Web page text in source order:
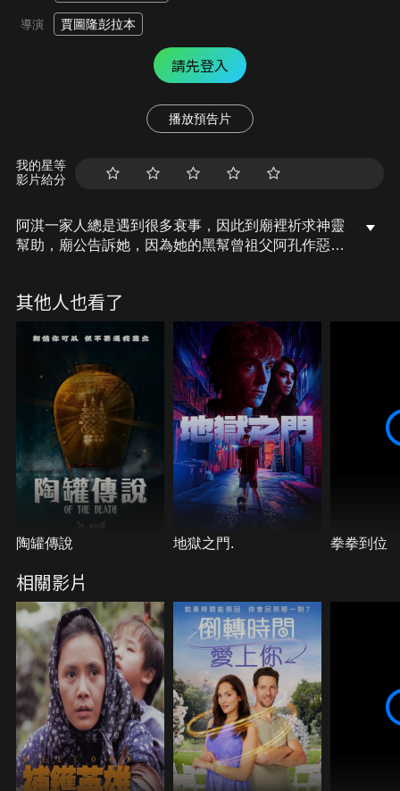
導演 賈圖隆彭拉本
請先登入
播放預告片
我的星等
影片給分
阿淇一家人總是遇到很多衰事，因此到廟裡祈求神靈
幫助，廟公告訴她，因為她的黑幫曾祖父阿孔作惡多
祖父最好的朋友阿泰！阿淇想藉此阻止曾祖父阿孔的
惡行，改變家族將來的命運，踏上一連串的冒險之
旅…
其他人也看了
陶罐傳說 地獄之門. 拳拳到位
相關影片